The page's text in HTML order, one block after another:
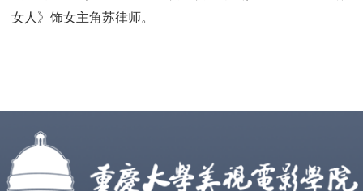
女人》饰女主角苏律师。